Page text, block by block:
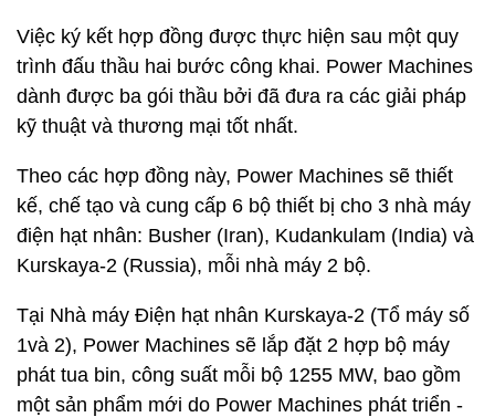
Việc ký kết hợp đồng được thực hiện sau một quy
trình đấu thầu hai bước công khai. Power Machines
dành được ba gói thầu bởi đã đưa ra các giải pháp
kỹ thuật và thương mại tốt nhất.
Theo các hợp đồng này, Power Machines sẽ thiết
kế, chế tạo và cung cấp 6 bộ thiết bị cho 3 nhà máy
điện hạt nhân: Busher (Iran), Kudankulam (India) và
Kurskaya-2 (Russia), mỗi nhà máy 2 bộ.
Tại Nhà máy Điện hạt nhân Kurskaya-2 (Tổ máy số
1và 2), Power Machines sẽ lắp đặt 2 hợp bộ máy
phát tua bin, công suất mỗi bộ 1255 MW, bao gồm
một sản phẩm mới do Power Machines phát triển -